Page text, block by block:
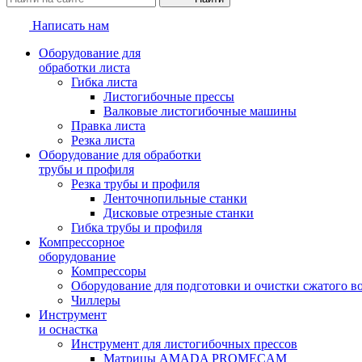
Написать нам
Оборудование для
обработки листа
Гибка листа
Листогибочные прессы
Валковые листогибочные машины
Правка листа
Резка листа
Оборудование для обработки
трубы и профиля
Резка трубы и профиля
Ленточнопильные станки
Дисковые отрезные станки
Гибка трубы и профиля
Компрессорное
оборудование
Компрессоры
Оборудование для подготовки и очистки сжатого
Чиллеры
Инструмент
и оснастка
Инструмент для листогибочных прессов
Матрицы AMADA PROMECAM